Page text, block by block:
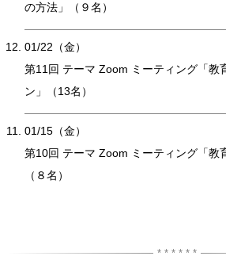
の方法」（９名）
01/22（金）
第11回 テーマ Zoom ミーティング「教
ン」（13名）
01/15（金）
第10回 テーマ Zoom ミーティング「教
（８名）